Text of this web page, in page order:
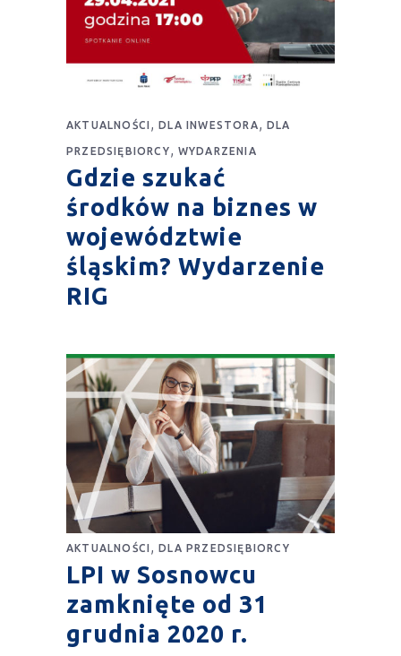
AKTUALNOŚCI ,DLA INWESTORA DLA
PRZEDSIĘBIORCY WYDARZENIA
Gdzie szukać
środków na biznes w
województwie
śląskim? Wydarzenie
RIG
AKTUALNOŚCI ,DLA PRZEDSIĘBIORCY
LPI w Sosnowcu
zamknięte od 31
grudnia 2020 r.